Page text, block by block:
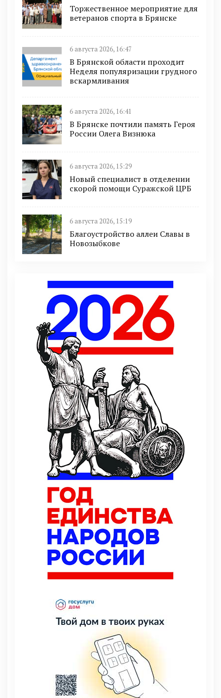
Торжественное мероприятие для
ветеранов спорта в Брянске
6 августа 2026, 16:47
В Брянской области проходит
Неделя популяризации грудного
вскармливания
6 августа 2026, 16:41
В Брянске почтили память Героя
России Олега Визнюка
6 августа 2026, 15:29
Новый специалист в отделении
скорой помощи Суражской ЦРБ
6 августа 2026, 15:19
Благоустройство аллеи Славы в
Новозыбкове